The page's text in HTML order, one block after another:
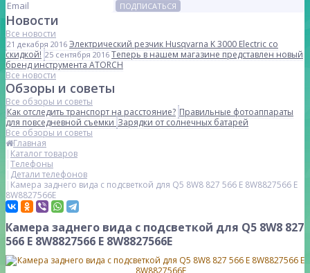
ПОДПИСАТЬСЯ
Новости
Все новости
21 декабря 2016 Электрический резчик Husqvarna K 3000 Electric со
скидкой! 25 сентября 2016 Теперь в нашем магазине представлен новый
бренд инструмента ATORCH
Все новости
Обзоры и советы
Все обзоры и советы
Как отследить транспорт на расстояние? Правильные фотоаппараты
для повседневной съемкиЗарядки от солнечных батарей
Все обзоры и советы
Главная
Каталог товаров
Телефоны
Детали телефонов
Камера заднего вида с подсветкой для Q5 8W8 827 566 E 8W8827566 E
8W8827566E
Камера заднего вида с подсветкой для Q5 8W8 827
566 E 8W8827566 E 8W8827566E